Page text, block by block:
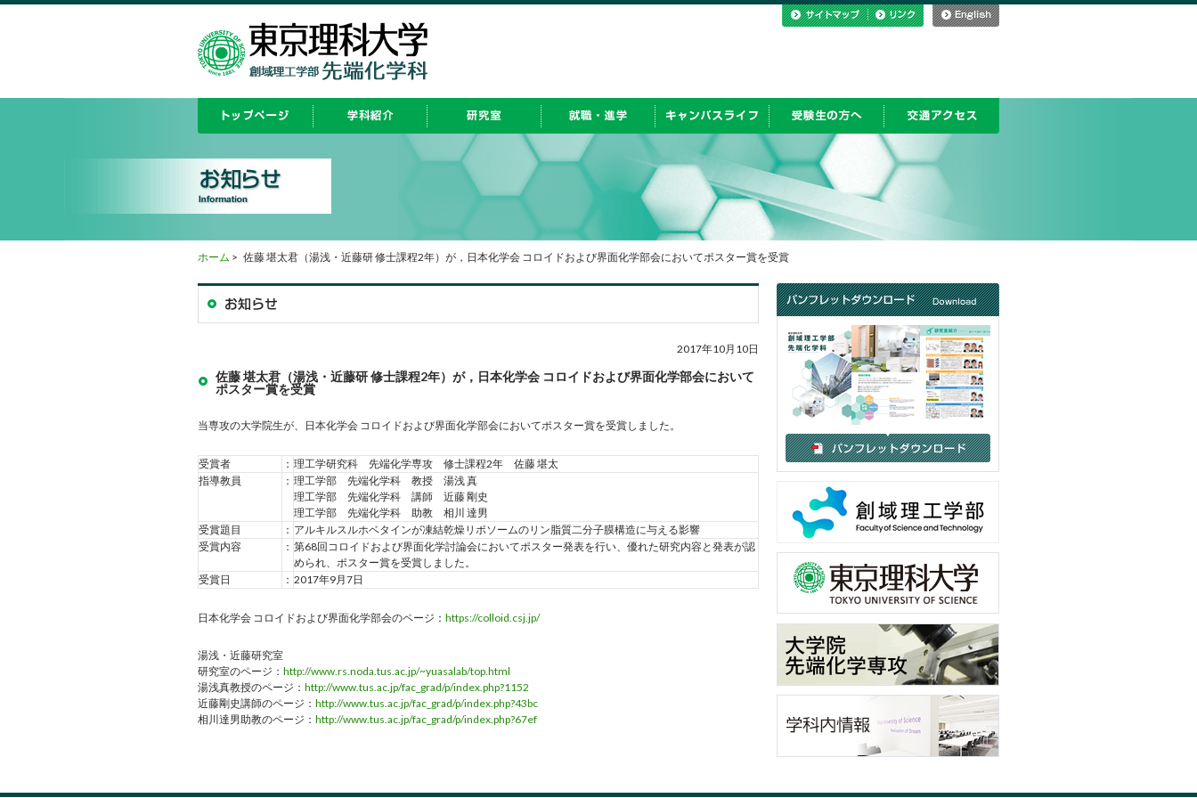
ホーム > 佐藤 堪太君（湯浅・近藤研 修士課程2年）が，日本化学会 コロイドおよび界面化学部会においてポスター賞を受賞
2017年10月10日
佐藤 堪太君（湯浅・近藤研 修士課程2年）が，日本化学会 コロイドおよび界面化学部会において
ポスター賞を受賞
当専攻の大学院生が、日本化学会 コロイドおよび界面化学部会においてポスター賞を受賞しました。
受賞者 ： 理工学研究科 先端化学専攻 修士課程2年 佐藤 堪太
指導教員
： 理工学部 先端化学科 教授 湯浅 真
理工学部 先端化学科 講師 近藤 剛史
理工学部 先端化学科 助教 相川 達男
受賞題目
： アルキルスルホベタインが凍結乾燥リポソームのリン脂質二分子膜構造に与える影響
受賞内容
： 第68回コロイドおよび界面化学討論会においてポスター発表を行い、優れた研究内容と発表が認
められ、ポスター賞を受賞しました。
受賞日
： 2017年9月7日
日本化学会 コロイドおよび界面化学部会のページ： https://colloid.csj.jp/
湯浅・近藤研究室
研究室のページ： http://www.rs.noda.tus.ac.jp/~yuasalab/top.html
湯浅真教授のページ： http://www.tus.ac.jp/fac_grad/p/index.php?1152
近藤剛史講師のページ： http://www.tus.ac.jp/fac_grad/p/index.php?43bc
相川達男助教のページ： http://www.tus.ac.jp/fac_grad/p/index.php?67ef